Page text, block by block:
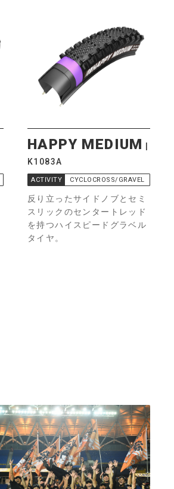
HAPPY MEDIUM
K1083A
ACTIVITY CYCLOCROSS/GRAVEL
反り立ったサイドノブとセミ
スリックのセンタートレッド
を持つハイスピードグラベル
タイヤ。